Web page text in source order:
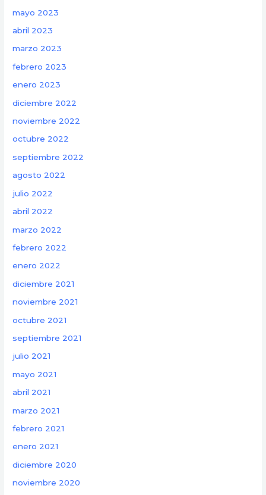
mayo 2023
abril 2023
marzo 2023
febrero 2023
enero 2023
diciembre 2022
noviembre 2022
octubre 2022
septiembre 2022
agosto 2022
julio 2022
abril 2022
marzo 2022
febrero 2022
enero 2022
diciembre 2021
noviembre 2021
octubre 2021
septiembre 2021
julio 2021
mayo 2021
abril 2021
marzo 2021
febrero 2021
enero 2021
diciembre 2020
noviembre 2020